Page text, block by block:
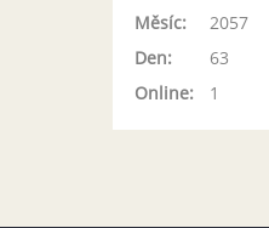
Online: 1
Měsíc:
2057
Den:
63